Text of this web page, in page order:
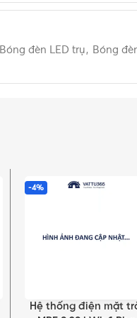
Bóng đèn LED trụ, Bóng
-4%
THÊM VÀO GIỎ HÀNG
Hệ thống điện mặt